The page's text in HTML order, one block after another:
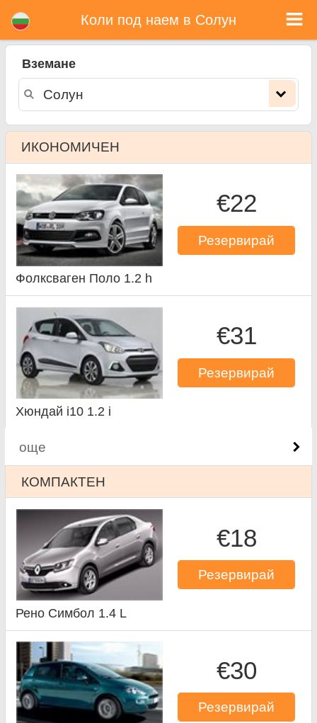
Коли под наем в Солун
Вземане
ИКОНОМИЧЕН
€22
Резервирай
Фолксваген Поло 1.2 h
€31
Резервирай
Хюндай i10 1.2 i
още
КОМПАКТЕН
€18
Резервирай
Рено Симбол 1.4 L
€30
Резервирай